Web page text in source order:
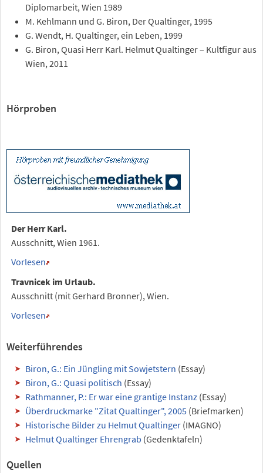
Diplomarbeit, Wien 1989
M. Kehlmann und G. Biron, Der Qualtinger, 1995
G. Wendt, H. Qualtinger, ein Leben, 1999
G. Biron, Quasi Herr Karl. Helmut Qualtinger – Kultfigur aus
Wien, 2011
Hörproben
Der Herr Karl.
Ausschnitt, Wien 1961.
Vorlesen
Travnicek im Urlaub.
Ausschnitt (mit Gerhard Bronner), Wien.
Vorlesen
Weiterführendes
Biron, G.: Ein Jüngling mit Sowjetstern (Essay)
Biron, G.: Quasi politisch (Essay)
Rathmanner, P.: Er war eine grantige Instanz (Essay)
Überdruckmarke "Zitat Qualtinger", 2005 (Briefmarken)
Historische Bilder zu Helmut Qualtinger (IMAGNO)
Helmut Qualtinger Ehrengrab (Gedenktafeln)
Quellen